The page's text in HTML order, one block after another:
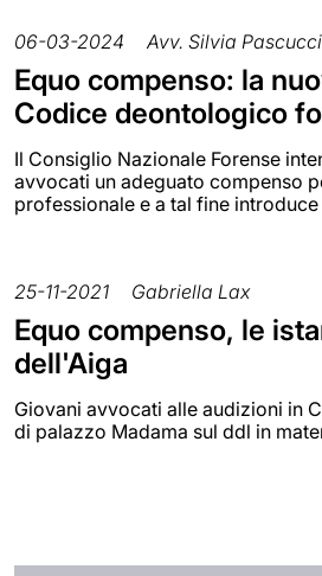
06-03-2024 Avv. Silvia Pascucci
Equo compenso: la
Codice deontologico
Il Consiglio Nazionale Forense
avvocati un adeguato compenso
professionale e a tal fine
25-11-2021 Gabriella Lax
Equo compenso, le
dell'Aiga
Giovani avvocati alle audizioni in
di palazzo Madama sul ddl in